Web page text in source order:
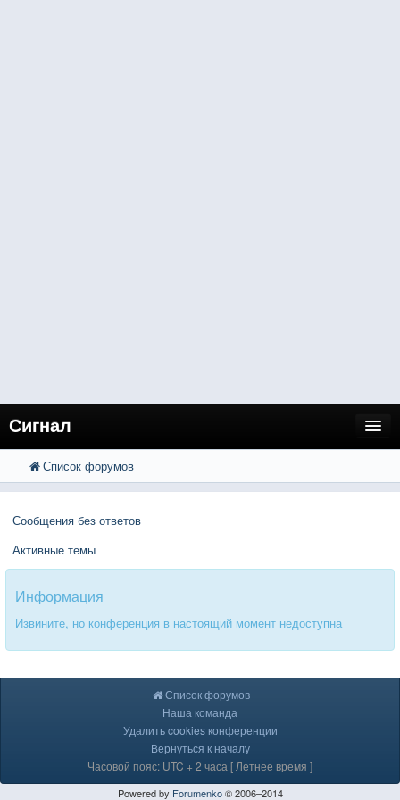
Сигнал
FAQ
Вход
Расширенный поиск
Список форумов
Сообщения без ответов
Активные темы
Информация
Извините, но конференция в настоящий момент недоступна
Список форумов
Наша команда
Удалить cookies конференции
Вернуться к началу
Часовой пояс: UTC + 2 часа [ Летнее время ]
Powered by Forumenko© 2006–2014